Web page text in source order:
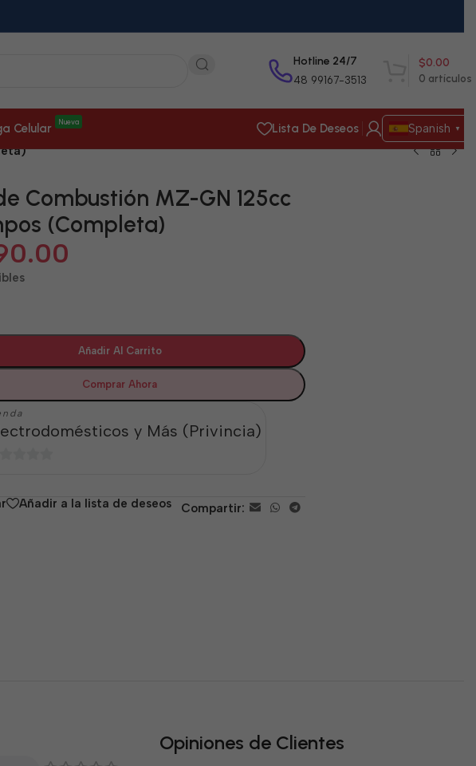
Hotline 24/7
48 99167-3513 0 artículos
$0.00
Celular Nueva Lista De Deseos Spanish ▼
Combustión MZ-GN 125cc
(Completa)
Añadir Al Carrito
Comprar Ahora
y Más (Privincia)
Añadir a la lista de deseos Compartir:
Opiniones de Clientes